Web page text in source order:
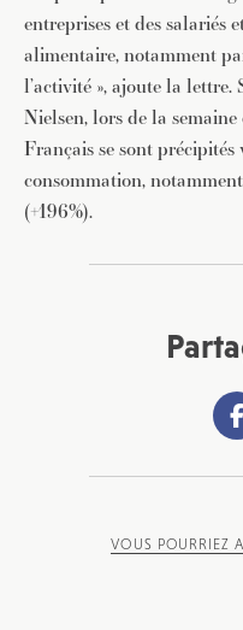
entreprises et des salariés
alimentaire, notamment
l’activité », ajoute la
Nielsen, lors de la
Français se sont
consommation,
(+196%).
VOUS POURRIEZ
JE M'INSCRIS À LA
Pour recevoir toutes
d’info avec une